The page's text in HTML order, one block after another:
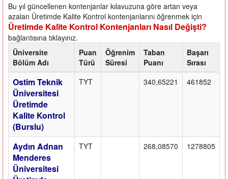
Bu yıl güncellenen kontenjanlar kılavuzuna göre artan veya
azalan Üretimde Kalite Kontrol kontenjanlarını öğrenmek için
Üretimde Kalite Kontrol Kontenjanları Nasıl Değişti?
bağlantısına tıklayınız.
Üniversite
Bölüm Adı
Puan
Türü
Öğrenim
Süresi
Taban
Puanı
Başarı
Sırası
Ostim Teknik
Üniversitesi
Üretimde
Kalite Kontrol
(Burslu)
TYT 340,65221 461852
Aydın Adnan
Menderes
Üniversitesi
TYT 268,08570 1278805